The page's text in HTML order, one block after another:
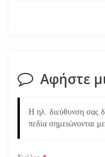
η
ά
θ
Αφήστε
Η ηλ. διεύθυνση σας
πεδία σημειώνονται με